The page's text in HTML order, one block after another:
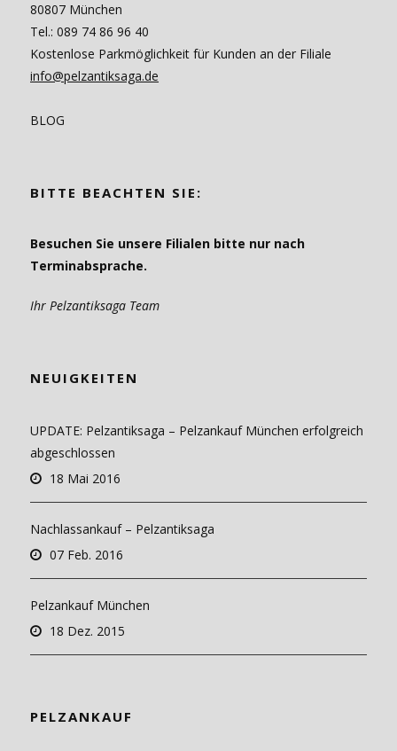
80807 München
Tel.: 089 74 86 96 40
Kostenlose Parkmöglichkeit für Kunden an der Filiale
info@pelzantiksaga.de
BLOG
BITTE BEACHTEN SIE:
Besuchen Sie unsere Filialen bitte nur nach
Terminabsprache.
Ihr Pelzantiksaga Team
NEUIGKEITEN
UPDATE: Pelzantiksaga – Pelzankauf München erfolgreich
abgeschlossen
18 Mai 2016
Nachlassankauf – Pelzantiksaga
07 Feb. 2016
Pelzankauf München
18 Dez. 2015
PELZANKAUF